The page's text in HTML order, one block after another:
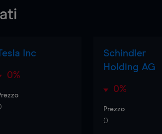
Inc
0%
Schindler
Holding AG
0%
Prezzo
0